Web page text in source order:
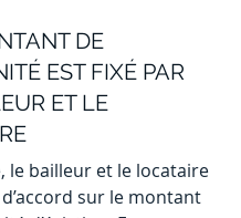
DE
EST FIXÉ PAR
ET LE
le bailleur et le locataire
sur le montant